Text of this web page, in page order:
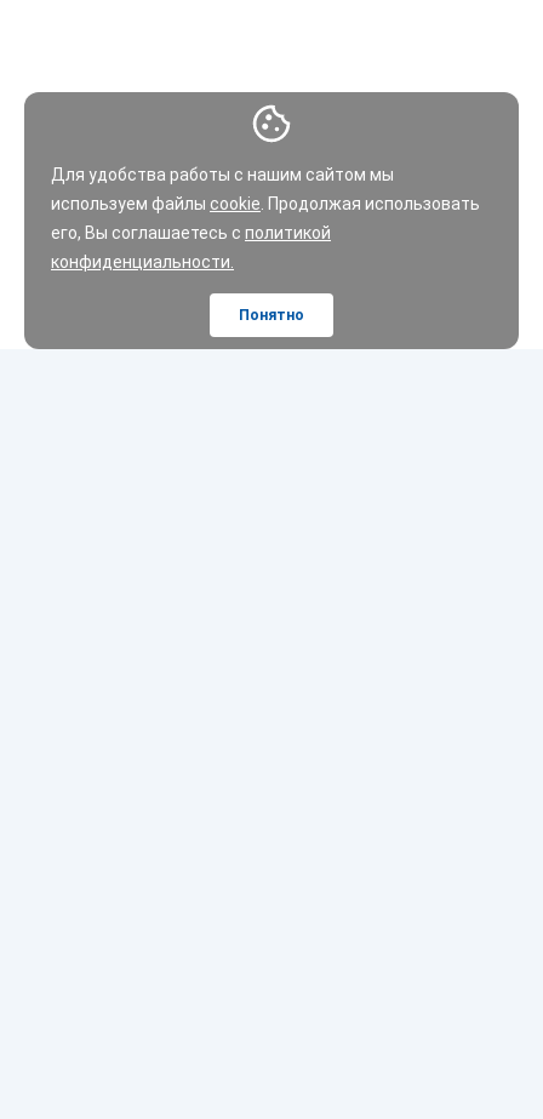
Для удобства работы с нашим сайтом мы
используем файлы cookie . Продолжая использовать
его, Вы соглашаетесь с политикой
конфиденциальности.
Понятно